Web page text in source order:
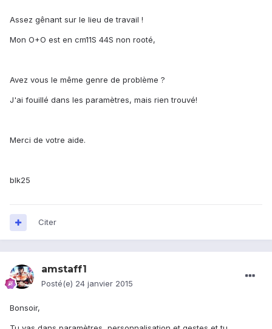
Assez gênant sur le lieu de travail !
Mon O+O est en cm11S 44S non rooté,
Avez vous le même genre de problème ?
J'ai fouillé dans les paramètres, mais rien trouvé!
Merci de votre aide.
blk25
Citer
amstaff1
Posté(e) 24 janvier 2015
Bonsoir,